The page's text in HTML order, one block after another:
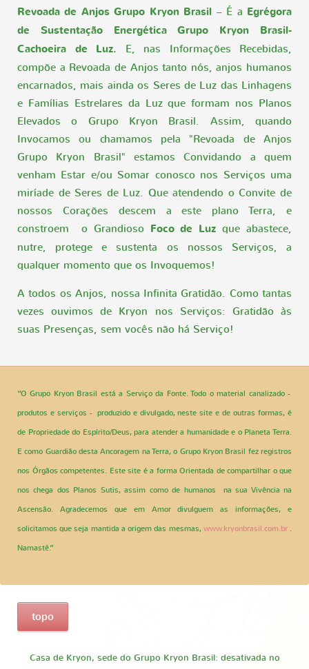
Revoada de Anjos Grupo Kryon Brasil – É a Egrégora
de Sustentação Energética Grupo Kryon Brasil-
Cachoeira de Luz. E, nas Informações Recebidas,
compõe a Revoada de Anjos tanto nós, anjos humanos
encarnados, mais ainda os Seres de Luz das Linhagens
e Famílias Estrelares da Luz que formam nos Planos
Elevados o Grupo Kryon Brasil. Assim, quando
Invocamos ou chamamos pela "Revoada de Anjos
Grupo Kryon Brasil" estamos Convidando a quem
venham Estar e/ou Somar conosco nos Serviços uma
miríade de Seres de Luz. Que atendendo o Convite de
nossos Corações descem a este plano Terra, e
constroem o Grandioso Foco de Luz que abastece,
nutre, protege e sustenta os nossos Serviços, a
qualquer momento que os Invoquemos!
A todos os Anjos, nossa Infinita Gratidão. Como tantas
vezes ouvimos de Kryon nos Serviços: Gratidão às
suas Presenças, sem vocês não há Serviço!
“O Grupo Kryon Brasil está a Serviço da Fonte. Todo o material canalizado -
produtos e serviços - produzido e divulgado, neste site e de outras formas, é
de Propriedade do Espírito/Deus, para atender a humanidade e o Planeta Terra.
E como Guardião desta Ancoragem na Terra, o Grupo Kryon Brasil fez registros
nos Órgãos competentes. Este site é a forma Orientada de compartilhar o que
nos chega dos Planos Sutis, assim como de humanos na sua Vivência na
Ascensão. Agradecemos que em Amor divulguem as informações, e
solicitamos que seja mantida a origem das mesmas, www.kryonbrasil.com.br.
Namastê.”
topo
Casa de Kryon, sede do Grupo Kryon Brasil: desativada no